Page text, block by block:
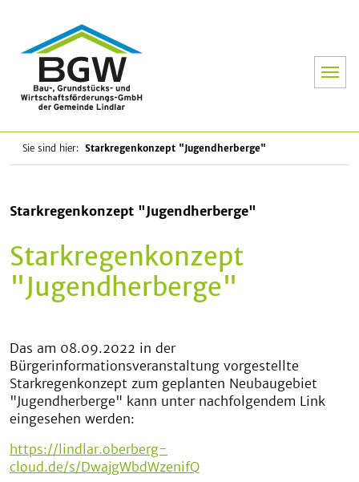
Sie sind hier: Starkregenkonzept "Jugendherberge"
Starkregenkonzept "Jugendherberge"
Starkregenkonzept
"Jugendherberge"
Das am 08.09.2022 in der
Bürgerinformationsveranstaltung vorgestellte
Starkregenkonzept zum geplanten Neubaugebiet
"Jugendherberge" kann unter nachfolgendem Link
eingesehen werden:
https://lindlar.oberberg-
cloud.de/s/DwajgWbdWzenifQ